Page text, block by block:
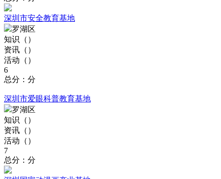
深圳市安全教育基地
罗湖区
知识（ ）
资讯（ ）
活动（ ）
6
总分：分
深圳市爱眼科普教育基地
罗湖区
知识（ ）
资讯（ ）
活动（ ）
7
总分：分